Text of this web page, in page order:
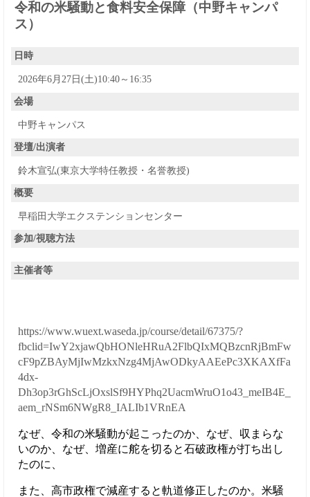
令和の米騒動と食料安全保障（中野キャンパ
ス）
日時
2026年6月27日(土)10:40～16:35
会場
中野キャンパス
登壇/出演者
鈴木宣弘(東京大学特任教授・名誉教授)
概要
早稲田大学エクステンションセンター
参加/視聴方法
主催者等
https://www.wuext.waseda.jp/course/detail/67375/?
fbclid=IwY2xjawQbHONleHRuA2FlbQIxMQBzcnRjBmFw
cF9pZBAyMjIwMzkxNzg4MjAwODkyAAEePc3XKAXfFa
4dx-
Dh3op3rGhScLjOxslSf9HYPhq2UacmWruO1o43_meIB4E_
aem_rNSm6NWgR8_IALIb1VRnEA
なぜ、令和の米騒動が起こったのか、なぜ、収まらな
いのか、なぜ、増産に舵を切ると石破政権が打ち出し
たのに、
また、高市政権で減産すると軌道修正したのか。米騒